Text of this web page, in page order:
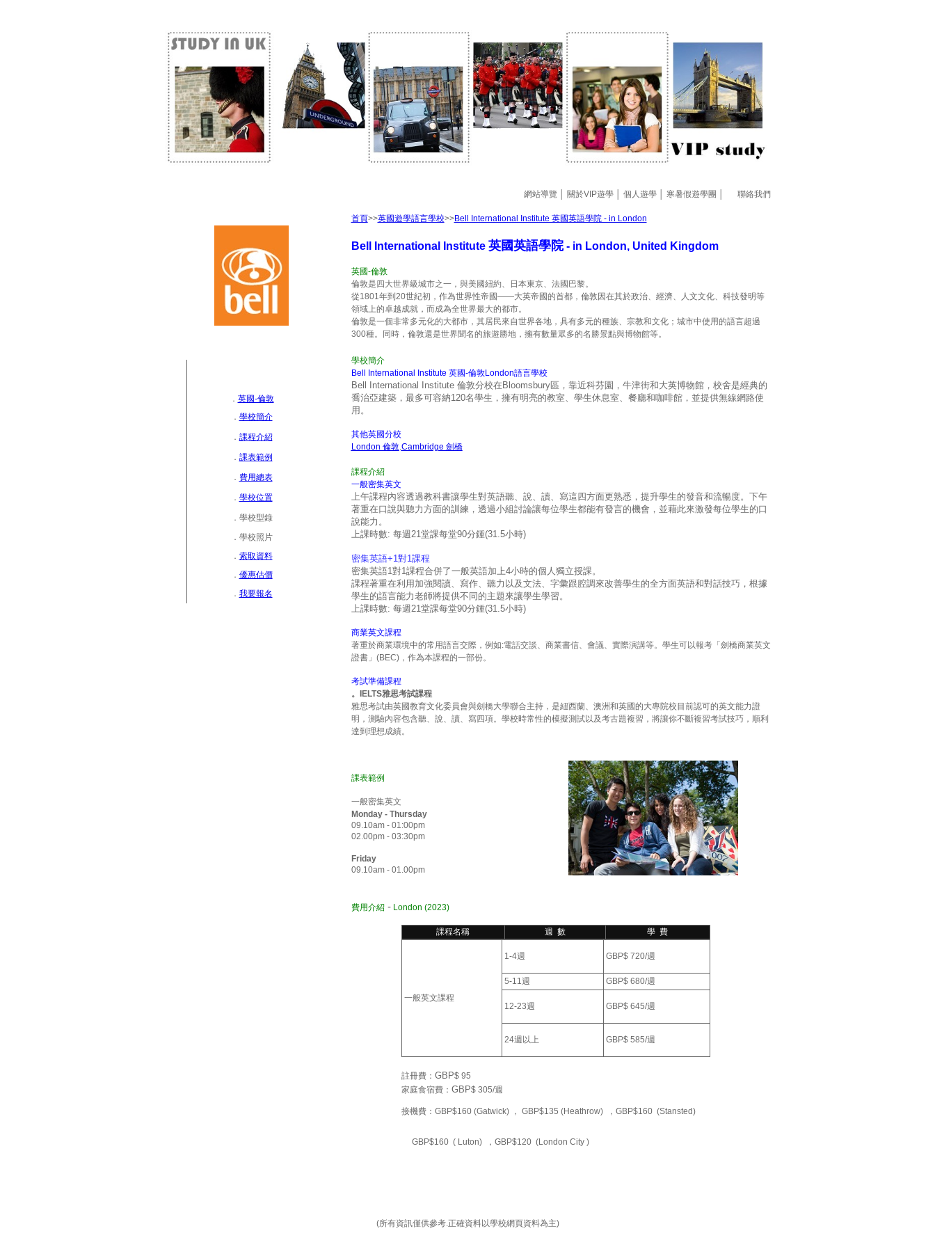
網站導覽 關於VIP遊學 個人遊學│ 寒暑假遊學團 聯絡我們
首頁>>英國遊學語言學校>>Bell International Institute 英國英語學院 - in London
Bell International Institute 英國英語學院- in London, United Kingdom
英國-倫敦
倫敦是四大世界級城市之一，與美國紐約、日本東京、法國巴黎。
從1801年到20世紀初，作為世界性帝國——大英帝國的首都，倫敦因在其於政治、經濟、人文文化、科技發明等
領域上的卓越成就，而成為全世界最大的都市。
倫敦是一個非常多元化的大都市，其居民來自世界各地，具有多元的種族、宗教和文化；城市中使用的語言超過
300種。同時，倫敦還是世界聞名的旅遊勝地，擁有數量眾多的名勝景點與博物館等。
． 英國-倫敦
． 學校簡介
． 課程介紹
． 課表範例
． 費用總表
． 學校位置
． 學校型錄
． 學校照片
． 索取資料
． 優惠估價
． 我要報名
學校簡介
Bell International Institute 英國-倫敦London語言學校
Bell International Institute 倫敦分校在 Bloomsbury區，靠近科芬園，牛津街和大英博物館，校舍是經典的
喬治亞建築，最多可容納120名學生，擁有明亮的教室、學生休息室、餐廳和咖啡館，並提供無線網路使
用。
其他英國分校
London 倫敦.Cambridge 劍橋
課程介紹
一般密集英文
上午課程內容透過教科書讓學生對英語聽、說、讀、寫這四方面更熟悉，提升學生的發音和流暢度。下午
著重在口說與聽力方面的訓練，透過小組討論讓每位學生都能有發言的機會，並藉此來激發每位學生的口
說能力。
上課時數: 每週21堂課每堂90分鍾(31.5小時)
密集英語+1對1課程
密集英語1對1課程合併了一般英語加上4小時的個人獨立授課。
課程著重在利用加強閱讀、寫作、聽力以及文法、字彙跟腔調來改善學生的全方面英語和對話技巧，根據
學生的語言能力老師將提供不同的主題來讓學生學習。
上課時數: 每週21堂課每堂90分鍾(31.5小時)
商業英文課程
著重於商業環境中的常用語言交際，例如:電話交談、商業書信、會議、實際演講等。學生可以報考「劍橋商業英文
證書」(BEC)，作為本課程的一部份。
考試準備課程
。IELTS雅思考試課程
雅思考試由英國教育文化委員會與劍橋大學聯合主持，是紐西蘭、澳洲和英國的大專院校目前認可的英文能力證
明，測驗內容包含聽、說、讀、寫四項。學校時常性的模擬測試以及考古題複習，將讓你不斷複習考試技巧，順利
達到理想成績。
課表範例
一般密集英文
Monday - Thursday
09.10am - 01:00pm
02.00pm - 03:30pm
Friday
09.10am - 01.00pm
費用介紹- London (2023)
課程名稱 週 數 學 費
一般英文課程
1-4週 GBP$ 720/週
5-11週 GBP$ 680/週
12-23週 GBP$ 645/週
24週以上 GBP$ 585/週
註冊費： GBP$ 95
家庭食宿費： GBP$ 305/週
接機費：GBP$160 (Gatwick) ， GBP$135 (Heathrow) ， GBP$160 (Stansted)
GBP$160 ( Luton) ， GBP$120 (London City )
(所有資訊僅供參考.正確資料以學校網頁資料為主)